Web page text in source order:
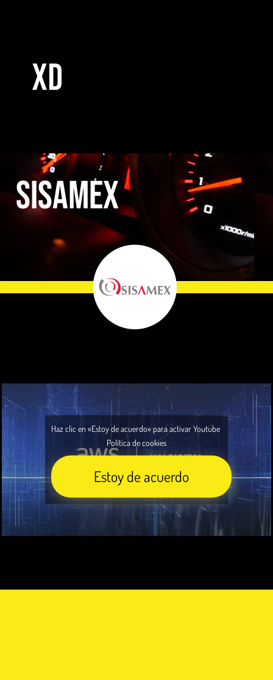
Transformando Negocios
SISAMEX
Haz clic en «Estoy de acuerdo» para activar Youtube
Política de cookies
Estoy de acuerdo